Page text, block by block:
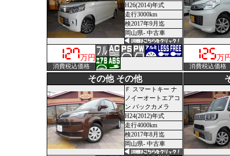
H26(2014)年式
走行3000km
検2017年9月迄
岡山県- 中古車
万円
消費税込価格
万
消費税込価格
その他 その他
Ｆ スマートキー ナ
ノイーオートエアコ
ン バックカメラ
H24(2012)年式
走行4000km
検2017年8月迄
岡山県- 中古車